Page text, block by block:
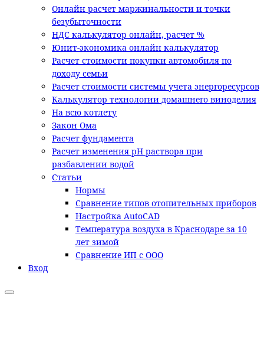
Онлайн расчет маржинальности и точки
безубыточности
НДС калькулятор онлайн, расчет %
Юнит-экономика онлайн калькулятор
Расчет стоимости покупки автомобиля по
доходу семьи
Расчет стоимости системы учета энергоресурсов
Калькулятор технологии домашнего виноделия
На всю котлету
Закон Ома
Расчет фундамента
Расчет изменения pH раствора при
разбавлении водой
Статьи
Нормы
Сравнение типов отопительных приборов
Настройка AutoCAD
Температура воздуха в Краснодаре за 10
лет зимой
Сравнение ИП с ООО
Вход